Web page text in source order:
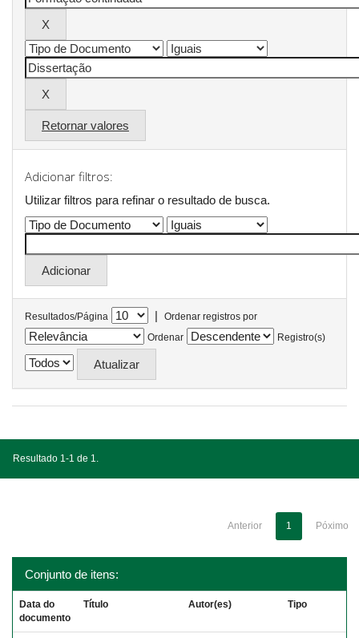
Retornar valores
Adicionar filtros:
Utilizar filtros para refinar o resultado de busca.
Resultados/Página |
Ordenar registros por
Ordenar
Registro(s)
Resultado 1-1 de 1.
Anterior 1 Póximo
Conjunto de itens:
Data do
documento
Título Autor(es) Tipo